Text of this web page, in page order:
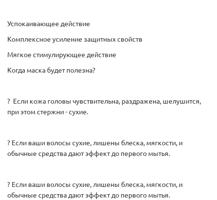
Успокаивающее действие
Комплексное усиление защитных свойств
Мягкое стимулирующее действие
Когда маска будет полезна?
? Если кожа головы чувствительна, раздражена, шелушится,
при этом стержни - сухие.
? Если ваши волосы сухие, лишены блеска, мягкости, и
обычные средства дают эффект до первого мытья.
? Если ваши волосы сухие, лишены блеска, мягкости, и
обычные средства дают эффект до первого мытья.